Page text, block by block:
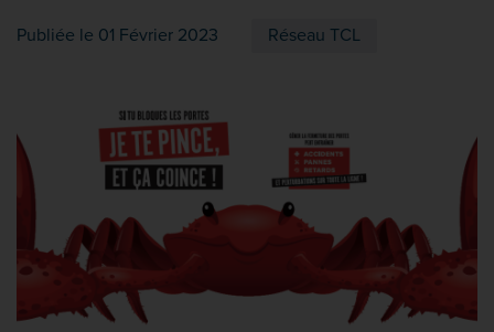
Publiée le 01 Février 2023 Réseau TCL